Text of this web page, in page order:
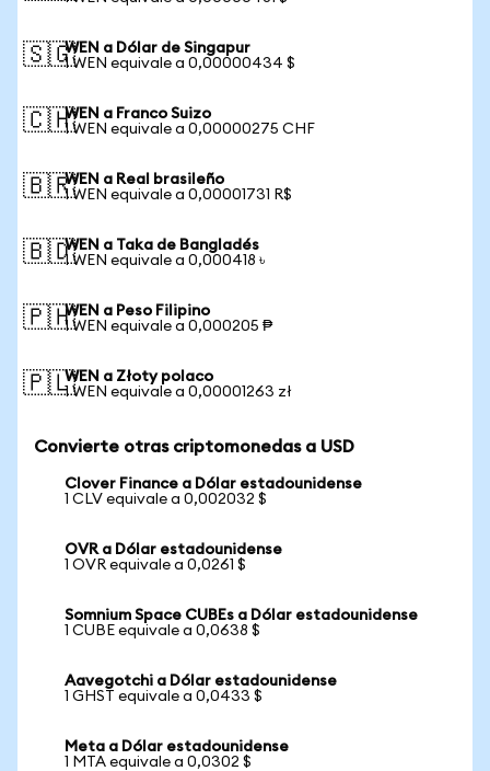
🇸🇬WEN a Dólar de Singapur
1 WEN equivale a 0,00000434 $
🇨🇭WEN a Franco Suizo
1 WEN equivale a 0,00000275 CHF
🇧🇷WEN a Real brasileño
1 WEN equivale a 0,00001731 R$
🇧🇩WEN a Taka de Bangladés
1 WEN equivale a 0,000418 ৳
🇵🇭WEN a Peso Filipino
1 WEN equivale a 0,000205 ₱
🇵🇱WEN a Złoty polaco
1 WEN equivale a 0,00001263 zł
Convierte otras criptomonedas a USD
Clover Finance a Dólar estadounidense
1 CLV equivale a 0,002032 $
OVR a Dólar estadounidense
1 OVR equivale a 0,0261 $
Somnium Space CUBEs a Dólar estadounidense
1 CUBE equivale a 0,0638 $
Aavegotchi a Dólar estadounidense
1 GHST equivale a 0,0433 $
Meta a Dólar estadounidense
1 MTA equivale a 0,0302 $